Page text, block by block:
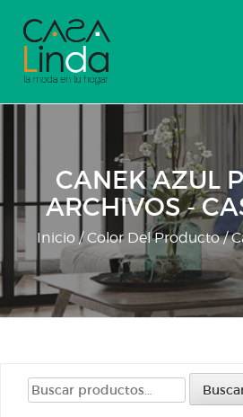
content
CANEK AZUL
ARCHIVOS -
Inicio / Color Del Producto /
Buscar
por: